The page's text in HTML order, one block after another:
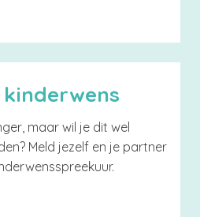
maar wil je dit wel
Meld jezelf en je partner